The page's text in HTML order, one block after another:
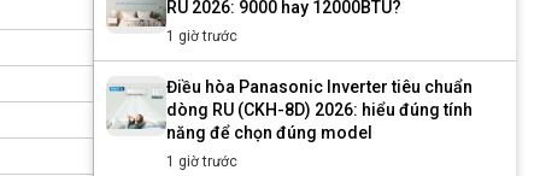
RU 2026: 9000 hay 12000BTU?
1 giờ trước
Điều hòa Panasonic Inverter tiêu chuẩn
dòng RU (CKH-8D) 2026: hiểu đúng tính
năng để chọn đúng model
1 giờ trước